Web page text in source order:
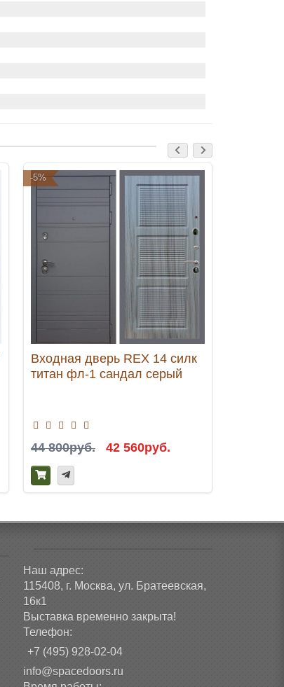
-5%
Входная дверь REX 14 силк
титан фл-1 сандал серый
44 800руб. 42 560руб.
Наш адрес:
115408, г. Москва, ул. Братеевская,
16к1
Выставка временно закрыта!
Телефон:
+7 (495) 928-02-04
info@spacedoors.ru